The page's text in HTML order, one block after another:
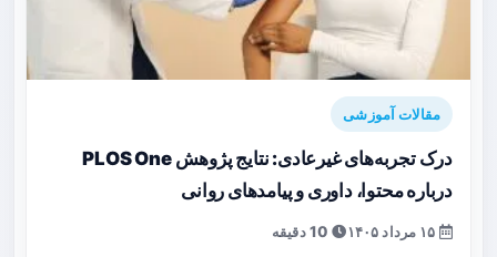
مقالات آموزشی
درک تجربه‌های غیرعادی: نتایج پژوهش PLOS One
درباره محتوا، داوری و پیامدهای روانی
10 دقیقه